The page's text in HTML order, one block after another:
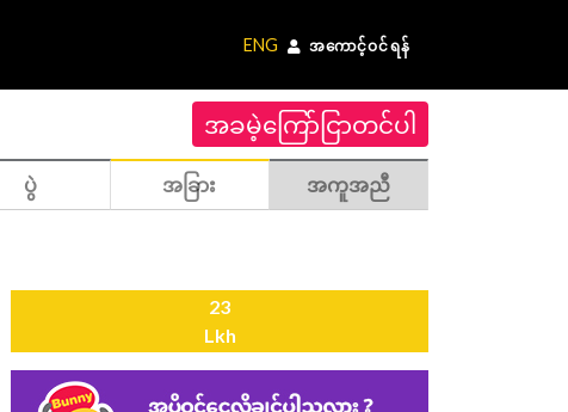
ENG အကောင့်ဝင်ရန်
အခမဲ့ကြော်ငြာတင်ပါ
ပွဲ အခြား အကူအညီ
23
Lkh